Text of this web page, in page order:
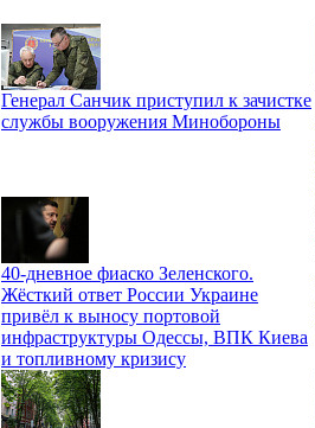
Генерал Санчик приступил к зачистке
службы вооружения Минобороны
40-дневное фиаско Зеленского.
Жёсткий ответ России Украине
привёл к выносу портовой
инфраструктуры Одессы, ВПК Киева
и топливному кризису